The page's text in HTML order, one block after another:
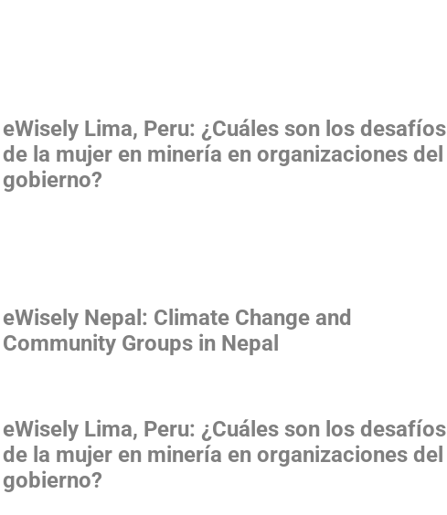
eWisely Lima, Peru: ¿Cuáles son los desafíos
de la mujer en minería en organizaciones del
gobierno?
eWisely Nepal: Climate Change and
Community Groups in Nepal
eWisely Lima, Peru: ¿Cuáles son los desafíos
de la mujer en minería en organizaciones del
gobierno?